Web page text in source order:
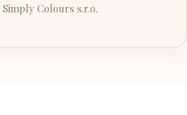
Colours s.r.o.